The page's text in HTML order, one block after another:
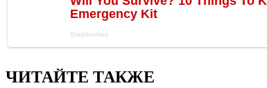
ЧИТАЙТЕ ТАКЖЕ